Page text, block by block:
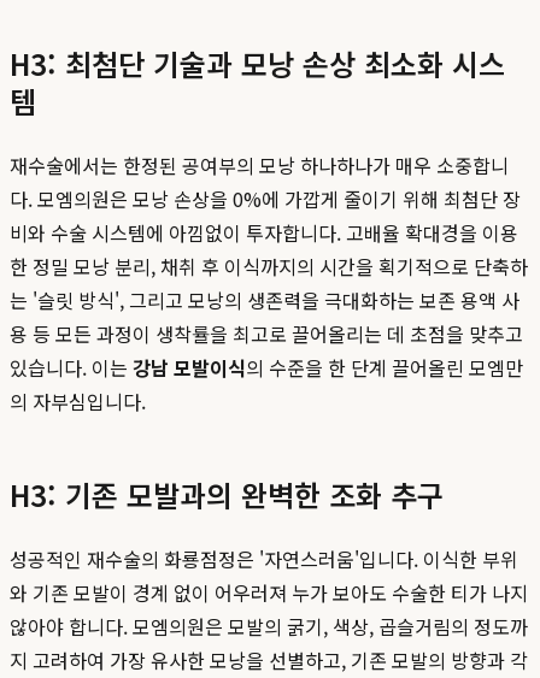
H3: 최첨단 기술과 모낭 손상 최소화 시스
템
재수술에서는 한정된 공여부의 모낭 하나하나가 매우 소중합니
다. 모엠의원은 모낭 손상을 0%에 가깝게 줄이기 위해 최첨단 장
비와 수술 시스템에 아낌없이 투자합니다. 고배율 확대경을 이용
한 정밀 모낭 분리, 채취 후 이식까지의 시간을 획기적으로 단축하
는 '슬릿 방식', 그리고 모낭의 생존력을 극대화하는 보존 용액 사
용 등 모든 과정이 생착률을 최고로 끌어올리는 데 초점을 맞추고
있습니다. 이는 강남 모발이식의 수준을 한 단계 끌어올린 모엠만
의 자부심입니다.
H3: 기존 모발과의 완벽한 조화 추구
성공적인 재수술의 화룡점정은 '자연스러움'입니다. 이식한 부위
와 기존 모발이 경계 없이 어우러져 누가 보아도 수술한 티가 나지
않아야 합니다. 모엠의원은 모발의 굵기, 색상, 곱슬거림의 정도까
지 고려하여 가장 유사한 모낭을 선별하고, 기존 모발의 방향과 각